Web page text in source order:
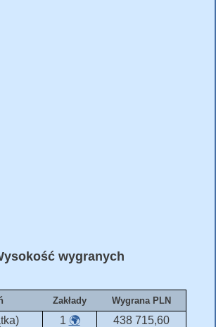
wygranych
Zakłady Wygrana PLN
1 🌍
438 715,60